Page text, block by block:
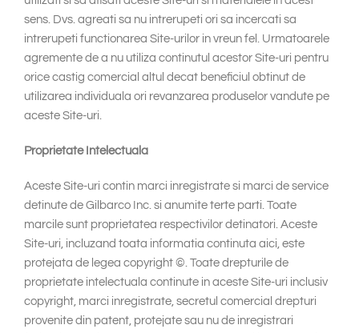
sens. Dvs. agreati sa nu intrerupeti ori sa incercati sa
intrerupeti functionarea Site-urilor in vreun fel. Urmatoarele
agremente de a nu utiliza continutul acestor Site-uri pentru
orice castig comercial altul decat beneficiul obtinut de
utilizarea individuala ori revanzarea produselor vandute pe
aceste Site-uri.
Proprietate Intelectuala
Aceste Site-uri contin marci inregistrate si marci de service
detinute de Gilbarco Inc. si anumite terte parti. Toate
marcile sunt proprietatea respectivilor detinatori. Aceste
Site-uri, incluzand toata informatia continuta aici, este
protejata de legea copyright ©. Toate drepturile de
proprietate intelectuala continute in aceste Site-uri inclusiv
copyright, marci inregistrate, secretul comercial drepturi
provenite din patent, protejate sau nu de inregistrari